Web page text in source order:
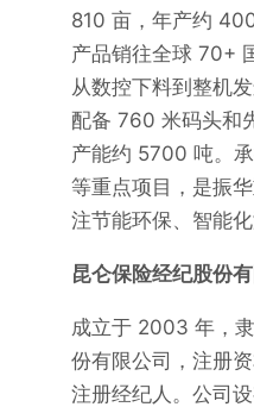
810 亩，年产约
产品销往全球 70+
从数控下料到整机
配备 760 米码头和
产能约 5700 吨。
等重点项目，是振
注节能环保、智能化
昆仑保险经纪股份
成立于 2003 年，
份有限公司，注册
注册经纪人。公司